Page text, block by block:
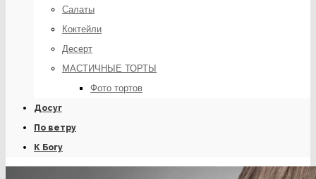
Салаты
Коктейли
Десерт
МАСТИЧНЫЕ ТОРТЫ
Фото тортов
Досуг
По ветру
К Богу